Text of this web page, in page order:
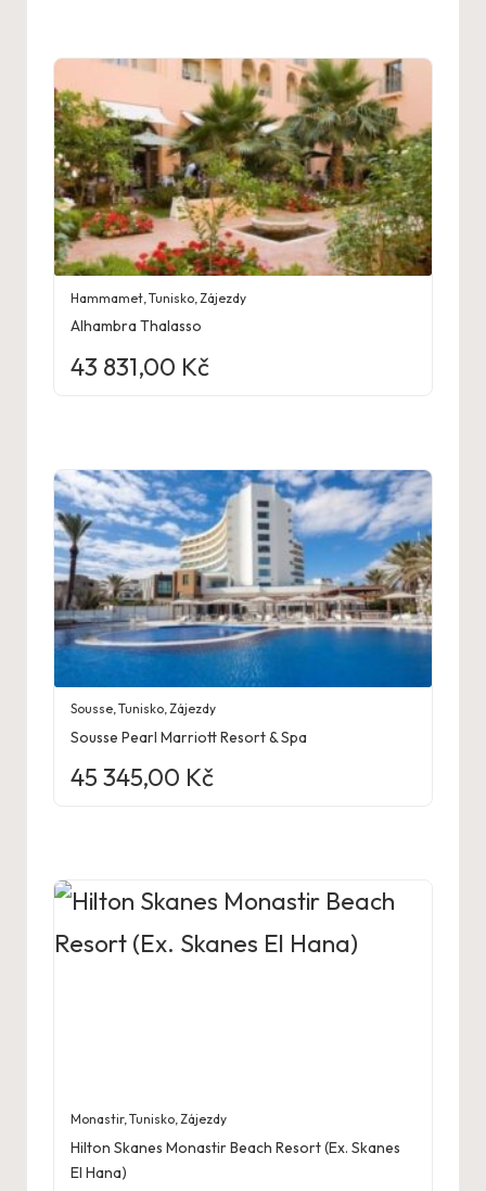
Hammamet ,Tunisko Zájezdy
Alhambra Thalasso
43 831,00 Kč
Sousse,Tunisko,Zájezdy
Sousse Pearl Marriott Resort & Spa
45 345,00 Kč
Monastir,Tunisko,Zájezdy
Hilton Skanes Monastir Beach Resort (Ex. Skanes
El Hana)